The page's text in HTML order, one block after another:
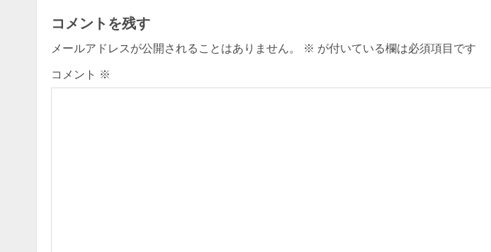
i
n
u
コメントを残す
メールアドレスが公開されることはありません。 ※ が付いている欄は必須項目です
コメント ※